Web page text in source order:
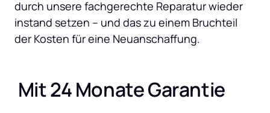
durch unsere fachgerechte Reparatur wieder
instand setzen – und das zu einem Bruchteil
der Kosten für eine Neuanschaffung.
Mit 24 Monate Garantie